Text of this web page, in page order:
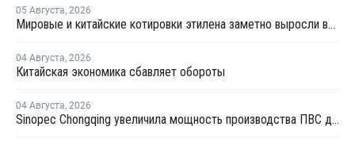
05 Августа, 2026
Мировые и китайские котировки этилена заметно выросли во второй половине июля
04 Августа, 2026
Китайская экономика сбавляет обороты
04 Августа, 2026
Sinopec Chongqing увеличила мощность производства ПВС до 210 тысяч тонн